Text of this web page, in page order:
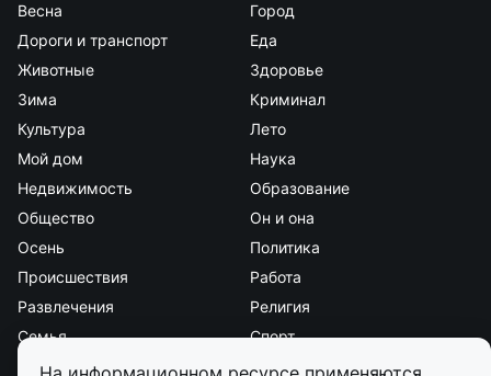
Весна
Город
Дороги и транспорт
Еда
Животные
Здоровье
Зима
Криминал
Культура
Лето
Мой дом
Наука
Недвижимость
Образование
Общество
Он и она
Осень
Политика
Происшествия
Работа
Развлечения
Религия
Семья
Спорт
Стиль и красота
Страна и мир